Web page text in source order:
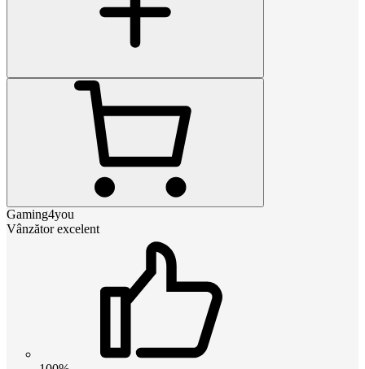
Gaming4you
Vânzător excelent